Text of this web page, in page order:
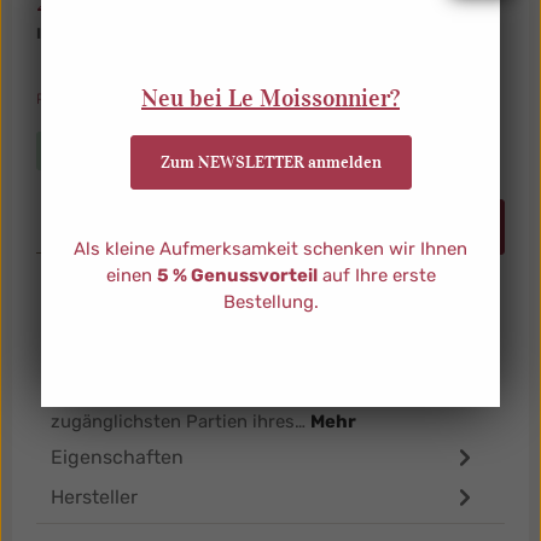
Inhalt:
Preise inkl. MwSt. zzgl. Versandkosten
verfügbar, Lieferzeit: ca. 3-4 Werktage
zugänglichsten Partien ihres… Mehr
Eigenschaften
Hersteller
Neu bei Le Moissonnier?
Zum NEWSLETTER anmelden
Als kleine Aufmerksamkeit schenken wir Ihnen
einen 5 % Genussvorteilauf Ihre erste
Bestellung.